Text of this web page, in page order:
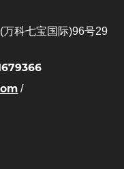
科七宝国际)96号29
/